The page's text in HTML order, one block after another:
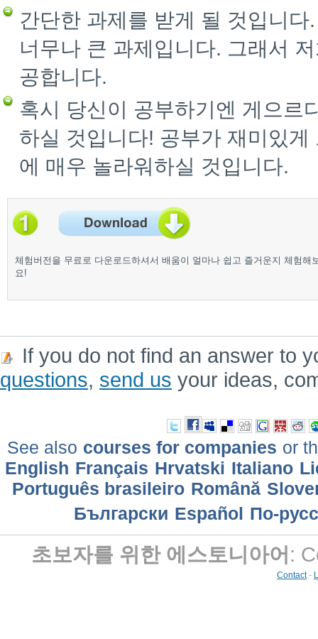
간단한 과제를 받게 될 것입니
너무나 큰 과제입니다. 그래서
공합니다.
혹시 당신이 공부하기엔 게으르
하실 것입니다! 공부가 재미있
에 매우 놀라워하실 것입니다.
체험버전을 무료로 다운로드하셔서 배움이 얼마나 쉽고 즐거운지 체험해
요!
If you do not find an answer to
questions, send us your ideas,
See also courses for companies or
English Français Hrvatski Italiano
Português brasileiro Română
Български Еspañol По-
초보자를 위한 에스토니아어 :
Contact-